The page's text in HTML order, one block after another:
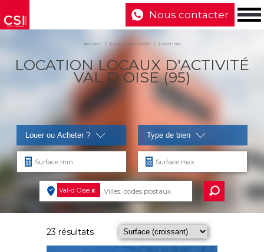
Nous contacter
Accueil Locaux d'activité Location
LOCATION LOCAUX D'ACTIVITÉ
VAL D OISE (95)
Louer ou Acheter ? Type de bien
Val-d Oisex
23 résultats